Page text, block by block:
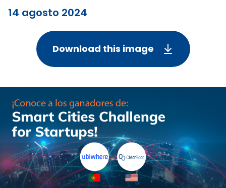
14 agosto 2024
Download this image